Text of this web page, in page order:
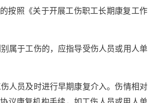
按照《关于开展工伤职工长期康复工作
属于工伤的，应指导受伤人员或用人单
人员及时进行早期康复介入。伤情相对